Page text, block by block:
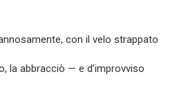
con il velo strappato
la abbracciò — e d’improvviso